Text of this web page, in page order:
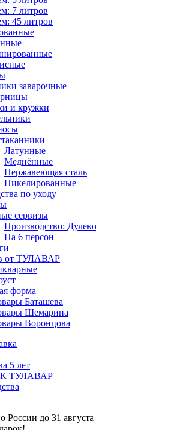
7 литров
45 литров
заварочные
и кружки
Латунные
Меднённые
Нержавеющая сталь
Никелированные
по уходу
сервизы
Производство: Дулево
На 6 персон
от ТУЛАВАР
форма
Баташева
Шемарина
Воронцова
5 лет
ТУЛАВАР
России до 31 августа